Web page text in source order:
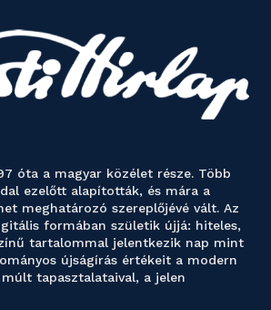
óta a magyar közélet része. Több
ezelőtt alapították, és mára a
meghatározó szereplőjévé vált. Az
formában születik újjá: hiteles,
tartalommal jelentkezik nap mint
újságírás értékeit a modern
tapasztalataival, a jelen